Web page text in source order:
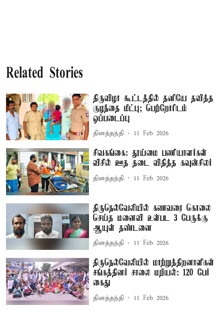
Related Stories
திருவிழா கூட்டத்தில் தனியே தவித்த
குழந்தை மீட்பு; பெற்றோரிடம்
ஒப்படைப்பு
தினத்தந்தி 11 Feb 2026
சிவகங்கை: தூய்மை பணியாளர்கள்
விசில் ஊத தடை விதித்த கவுன்சிலர்
தினத்தந்தி 11 Feb 2026
திருநெல்வேலியில் கணவரை கொலை
செய்த மனைவி உள்பட 3 பேருக்கு
ஆயுள் தண்டனை
தினத்தந்தி 11 Feb 2026
திருநெல்வேலியில் மாற்றுத்திறனாளிகள்
சங்கத்தினர் சாலை மறியல்: 120 பேர்
கைது
தினத்தந்தி 11 Feb 2026